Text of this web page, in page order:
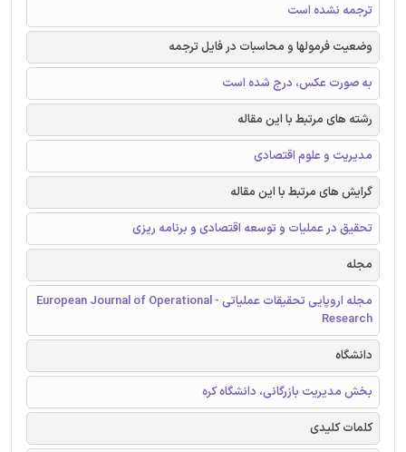
ترجمه نشده است
وضعیت فرمولها و محاسبات در فایل ترجمه
به صورت عکس، درج شده است
رشته های مرتبط با این مقاله
مدیریت و علوم اقتصادی
گرایش های مرتبط با این مقاله
تحقیق در عملیات و توسعه اقتصادی و برنامه ریزی
مجله
مجله اروپایی تحقیقات عملیاتی - European Journal of Operational
Research
دانشگاه
بخش مدیریت بازرگانی، دانشگاه کره
کلمات کلیدی